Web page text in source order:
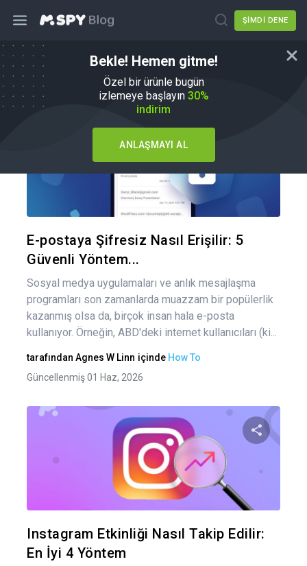
ŞIMDI DENE
Bekle! Hemen gitme!
Özel bir ürünle bugün
izlemeye başlayın 30%
indirim
ANLAŞMAYI AL
Nasıl Yapılır
E-postaya Şifresiz Nasıl Erişilir: 5
Güvenli Yöntem...
Sosyal medya uygulamaları ve anlık mesajlaşma
programları son zamanlarda muazzam bir popülerlik
kazanmış olsa da, birçok insan hala e-posta
kullanıyor. Örneğin, ABD'deki internet kullanıcıları (ki...
tarafından Agnes W Linn içinde How To
Güncellenmiş 01 Haz, 2026
Instagram Etkinliği Nasıl Takip Edilir:
En İyi 4 Yöntem